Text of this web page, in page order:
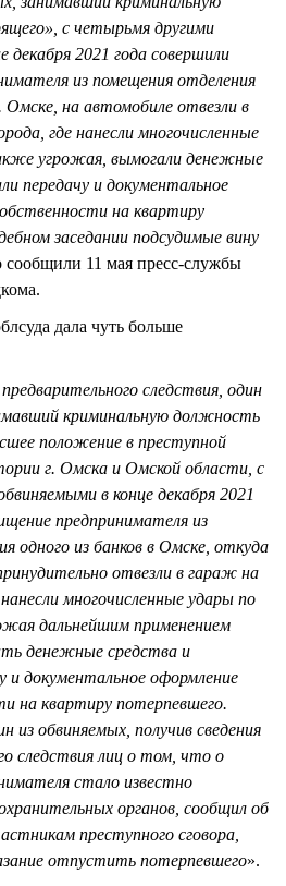
с четырьмя другими
декабря 2021 года совершили
из помещения отделения
Омске, на автомобиле отвезли в
где нанесли многочисленные
угрожая, вымогали денежные
передачу и документальное
на квартиру
заседании подсудимые вину
сообщили 11 мая пресс-службы
дала чуть больше
следствия, один
криминальную должность
положение в преступной
г. Омска и Омской области, с
в конце декабря 2021
предпринимателя из
одного из банков в Омске, откуда
отвезли в гараж на
многочисленные удары по
дальнейшим применением
денежные средства и
и документальное оформление
на квартиру потерпевшего.
из обвиняемых, получив сведения
следствия лиц о том, что о
стало известно
органов, сообщил об
преступного сговора,
отпустить потерпевшего».